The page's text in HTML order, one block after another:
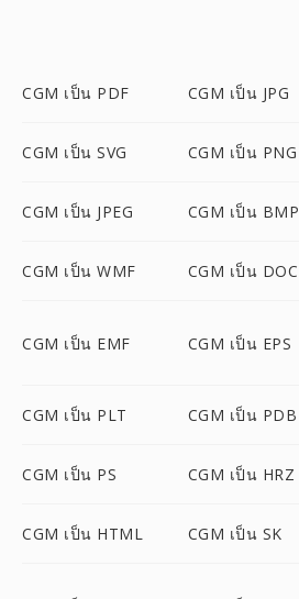
CGM เป็น PDF CGM เป็น JPG
CGM เป็น SVG CGM เป็น PNG
CGM เป็น JPEG CGM เป็น BMP
CGM เป็น WMF CGM เป็น DOC
CGM เป็น EMF CGM เป็น EPS
CGM เป็น PLT CGM เป็น PDB
CGM เป็น PS CGM เป็น HRZ
CGM เป็น HTML CGM เป็น SK